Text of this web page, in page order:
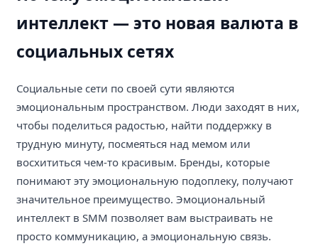
интеллект — это новая валюта в
социальных сетях
Социальные сети по своей сути являются
эмоциональным пространством. Люди заходят в них,
чтобы поделиться радостью, найти поддержку в
трудную минуту, посмеяться над мемом или
восхититься чем-то красивым. Бренды, которые
понимают эту эмоциональную подоплеку, получают
значительное преимущество. Эмоциональный
интеллект в SMM позволяет вам выстраивать не
просто коммуникацию, а эмоциональную связь.